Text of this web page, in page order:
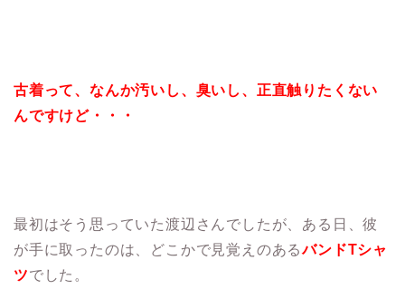
古着って、なんか汚いし、臭いし、正直触りたくない
んですけど・・・
最初はそう思っていた渡辺さんでしたが、ある日、彼
が手に取ったのは、どこかで見覚えのあるバンドTシャ
ツでした。